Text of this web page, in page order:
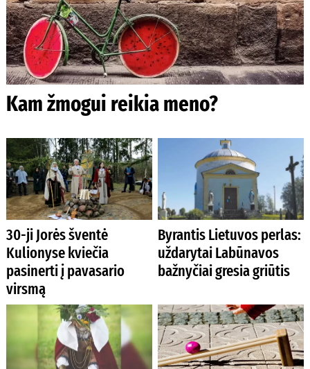
Kam žmogui reikia meno?
30-ji Jorės šventė
Kulionyse kviečia
pasinerti į pavasario
virsmą
Byrantis Lietuvos perlas:
uždarytai Labūnavos
bažnyčiai gresia griūtis